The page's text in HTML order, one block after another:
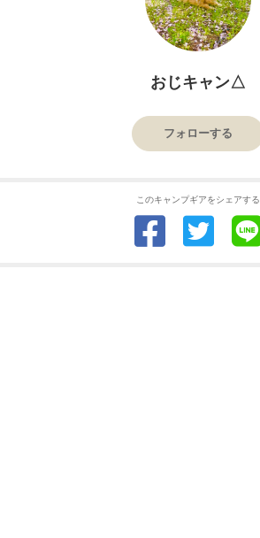
おじキャン△
フォローする
このキャンプギアをシェアする